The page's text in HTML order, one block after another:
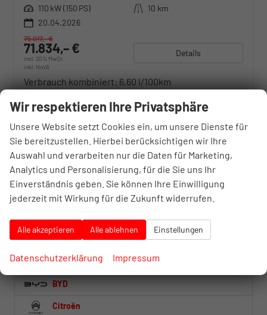
Leistung 110 kW (150 PS) Kilometerstand 10 km
20.04.2026
71.834,– €
incl. 20% MwSt.
inkl. NoVA
75.017,– €
Details
Verbrauch kombiniert: 6,60 l/100km
CO -Klasse:F
CO2-Emissionen:173,00 g/km
Fahrzeugnr.
Abarth
Alfa Romeo
Baw
BMW
BYD
Citroën
Wir respektieren Ihre Privatsphäre
Unsere Website setzt Cookies ein, um unsere Dienste für
Sie bereitzustellen. Hierbei berücksichtigen wir Ihre
Auswahl und verarbeiten nur die Daten für Marketing,
Analytics und Personalisierung, für die Sie uns Ihr
Einverständnis geben. Sie können Ihre Einwilligung
jederzeit mit Wirkung für die Zukunft widerrufen.
Alle akzeptieren Alle ablehnen Einstellungen
Datenschutzerklärung Impressum